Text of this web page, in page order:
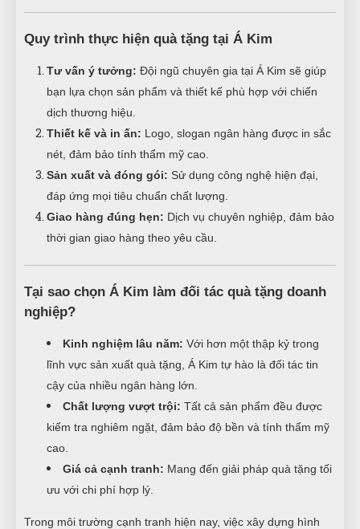
Quy trình thực hiện quà tặng tại Á Kim
Tư vấn ý tưởng: Đội ngũ chuyên gia tại Á Kim sẽ giúp
bạn lựa chọn sản phẩm và thiết kế phù hợp với chiến
dịch thương hiệu.
Thiết kế và in ấn: Logo, slogan ngân hàng được in sắc
nét, đảm bảo tính thẩm mỹ cao.
Sản xuất và đóng gói: Sử dụng công nghệ hiện đại,
đáp ứng mọi tiêu chuẩn chất lượng.
Giao hàng đúng hẹn: Dịch vụ chuyên nghiệp, đảm bảo
thời gian giao hàng theo yêu cầu.
Tại sao chọn Á Kim làm đối tác quà tặng doanh
nghiệp?
Kinh nghiệm lâu năm: Với hơn một thập kỷ trong
lĩnh vực sản xuất quà tặng, Á Kim tự hào là đối tác tin
cậy của nhiều ngân hàng lớn.
Chất lượng vượt trội: Tất cả sản phẩm đều được
kiểm tra nghiêm ngặt, đảm bảo độ bền và tính thẩm mỹ
cao.
Giá cả cạnh tranh: Mang đến giải pháp quà tặng tối
ưu với chi phí hợp lý.
Trong môi trường cạnh tranh hiện nay, việc xây dựng hình